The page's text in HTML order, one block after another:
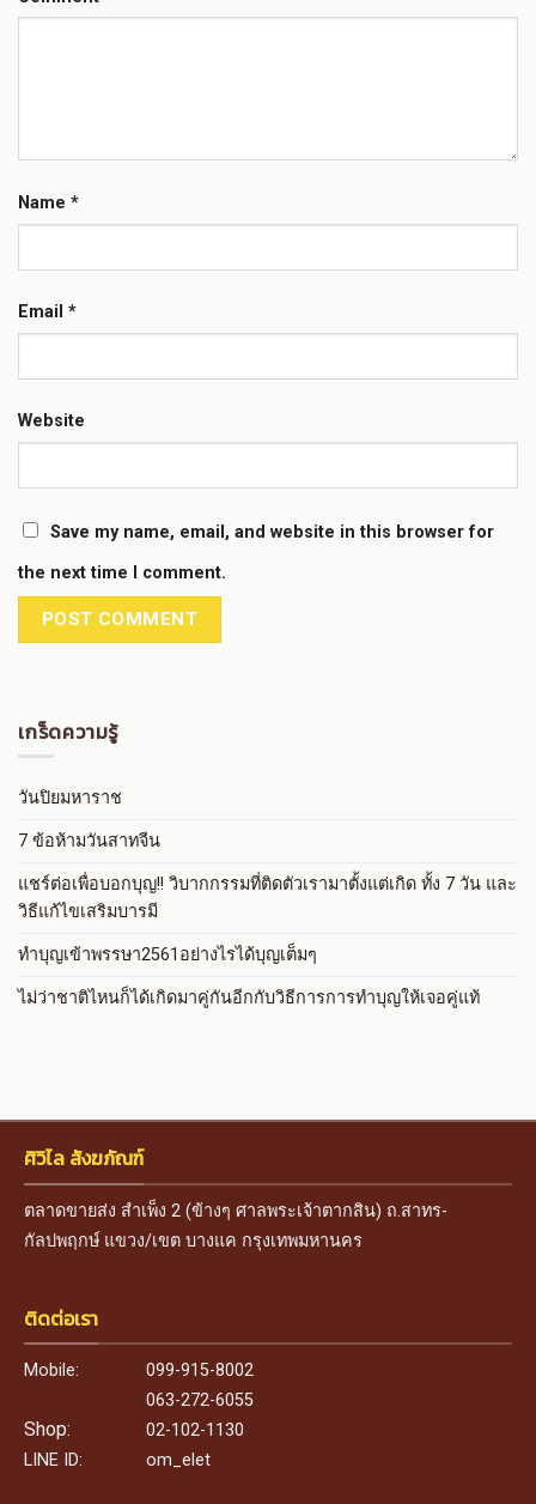
เกร็ดความรู้
วันปิยมหาราช
7 ข้อห้ามวันสาทจีน
แชร์ต่อเพื่อบอกบุญ!! วิบากกรรมที่ติดตัวเรามาตั้งแต่เกิด ทั้ง 7 วัน และ
วิธีแก้ไขเสริมบารมี
ทำบุญเข้าพรรษา2561อย่างไรได้บุญเต็มๆ
ไม่ว่าชาติไหนก็ได้เกิดมาคู่กันอีกกับวิธีการการทำบุญให้เจอคู่แท้
Name *
Email *
Website
Save my name, email, and website in this browser for
the next time I comment.
ศิวิไล สังฆภัณฑ์
ตลาดขายส่ง สำเพ็ง 2 (ข้างๆ ศาลพระเจ้าตากสิน) ถ.สาทร-
กัลปพฤกษ์ แขวง/เขต บางแค กรุงเทพมหานคร
ติดต่อเรา
Mobile:
099-915-8002
063-272-6055
Shop:
02-102-1130
LINE ID:
om_elet